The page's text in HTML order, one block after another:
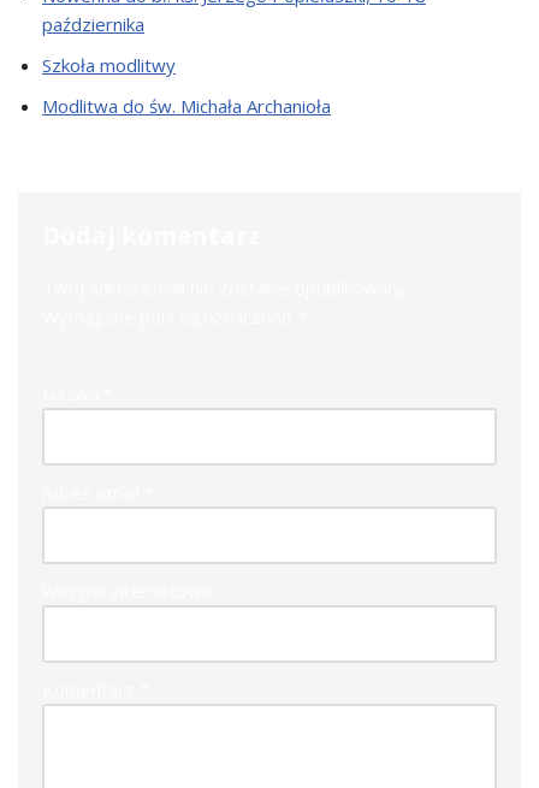
października
Szkoła modlitwy
Modlitwa do św. Michała Archanioła